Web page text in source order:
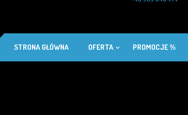
STRONA GŁÓWNA OFERTA PROMOCJE %